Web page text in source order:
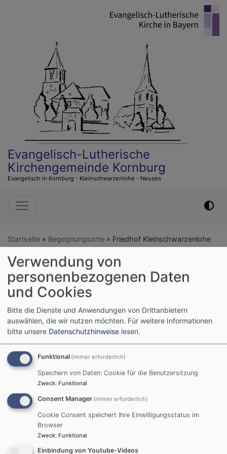
Evangelisch-Lutherische
Kirchengemeinde Kornburg
Evangelisch in Kornburg - Kleinschwarzenlohe - Neuses
Hauptnavigation
Startseite Begegnungsorte Friedhof Kleinschwarzenlohe
Friedhof
Kleinschwarzenlohe
samt Anlagen, d.i.: Grabpflegeordnung, Grabmal- und
Pflanzordnung, Friedhofsgebührenordnung,der
Evangelisch-Lutherischen Kirchengemeinde
Kornburgfür den evangelischen Friedhof
Kleinschwarzenlohe (Allerheiligenkirche) mit Wirkung
vom 1. Juni 2023 in Kraft tritt.
Verwendung von
personenbezogenen Daten
und Cookies
Bitte die Dienste und Anwendungen von Drittanbietern
auswählen, die wir nutzen möchten. Für weitere Informationen
bitte unsere Datenschutzhinweise lesen.
Funktional (immer erforderlich)
Speichern von Daten: Cookie für die Benutzersitzung
Zweck: Funktional
Consent Manager (immer erforderlich)
Cookie Consent speichert Ihre Einwilligungsstatus im
Browser
Zweck: Funktional
Einbindung von Youtube-Videos